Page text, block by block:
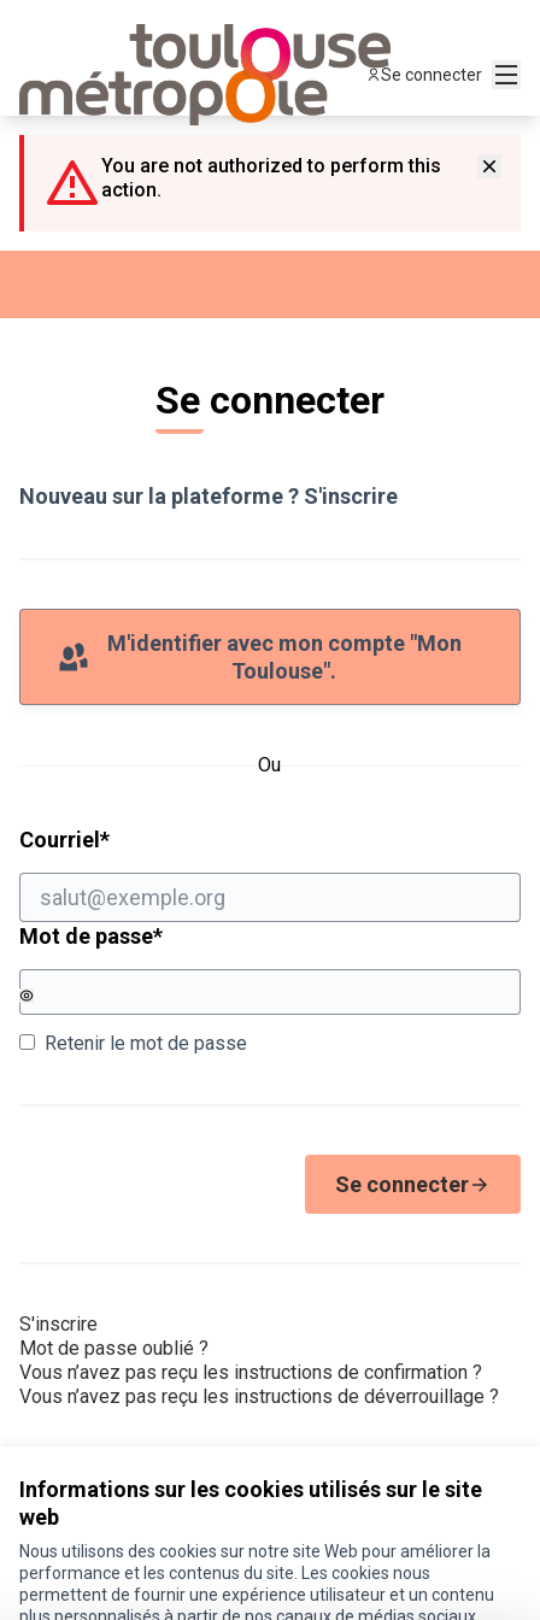
Informations sur les cookies utilisés sur le site
web
Nous utilisons des cookies sur notre site Web pour améliorer la
performance et les contenus du site. Les cookies nous
permettent de fournir une expérience utilisateur et un contenu
Se connecter
You are not authorized to perform this
action.
Se connecter
Nouveau sur la plateforme ? S'inscrire
M'identifier avec mon compte "Mon
Toulouse".
Ou
Courriel *Champ obligatoire
Mot de passe*Champ obligatoire
Retenir le mot de passe
Se connecter
S'inscrire
Mot de passe oublié ?
Vous n’avez pas reçu les instructions de confirmation ?
Vous n’avez pas reçu les instructions de déverrouillage ?
Conditions d'utilisation
Paramètres des cookies
Je participe ! sur X
Je participe ! sur Facebook
Je participe ! sur Instagram